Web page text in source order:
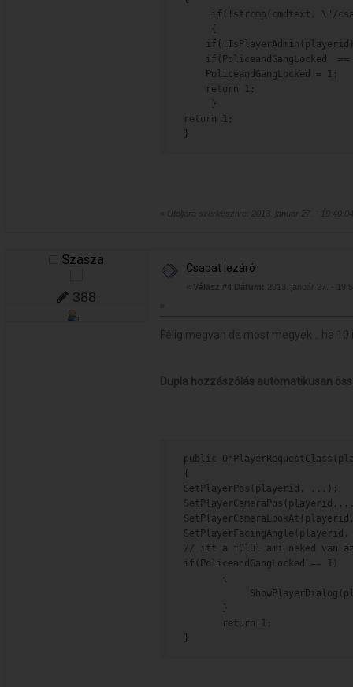
if(!strcmp(cmdtext, \"/
{
if(!IsPlayerAdmin(playerid))
if(PoliceandGangLocked  ==
PoliceandGangLocked = 1;
return 1;
}
return 1;
}
« Utoljára szerkesztve: 2013. január 27. -
Szasza
388
Csapat lezáró
« Válasz #4 Dátum:
2013. január 27. -
»
Félig megvan de most megyek... ha
Dupla hozzászólás automatikusan
public
{
SetPlayerPos(playerid, ...);
// itt a fülül ami neked van
if(PoliceandGangLocked == 1)
{
}
return 1;
}